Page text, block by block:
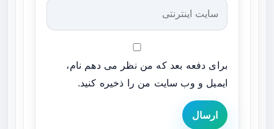
برای دفعه بعد که من نظر می دهم نام،
ایمیل و وب سایت من را ذخیره کنید.
ارسال